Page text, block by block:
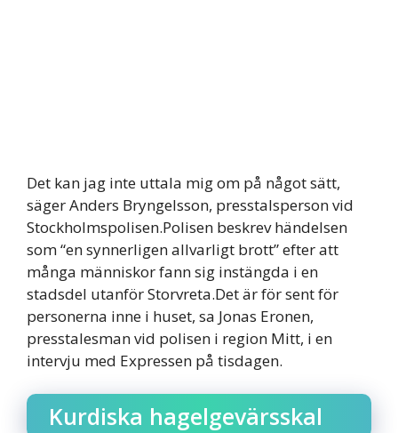
Det kan jag inte uttala mig om på något sätt,
säger Anders Bryngelsson, presstalsperson vid
Stockholmspolisen.Polisen beskrev händelsen
som “en synnerligen allvarligt brott” efter att
många människor fann sig instängda i en
stadsdel utanför Storvreta.Det är för sent för
personerna inne i huset, sa Jonas Eronen,
presstalesman vid polisen i region Mitt, i en
intervju med Expressen på tisdagen.
Kurdiska hagelgevärsskal